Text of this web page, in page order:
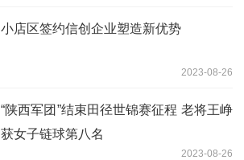
小店区签约信创企业塑造新优势
2023-08-26
“陕西军团”结束田径世锦赛征程 老将王峥
获女子链球第八名
2023-08-26